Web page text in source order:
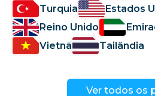
Turquia Estados
Reino Unido
Vietnã
Tailândia
Ver todos os